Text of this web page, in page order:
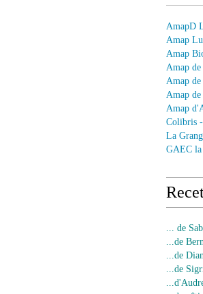
AmapD
Amap
Amap
Amap
Amap de
Amap de
Amap
Colibris
La
GAEC
... de
...de
...de
...de